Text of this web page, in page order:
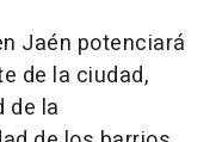
Jaén potenciará
de la ciudad,
de la